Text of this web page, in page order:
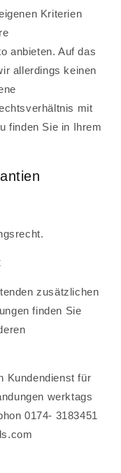
Kriterien
anbieten. Auf das
allerdings keinen
mit
finden Sie in Ihrem
zusätzlichen
finden Sie
Kundendienst für
werktags
0174- 3183451